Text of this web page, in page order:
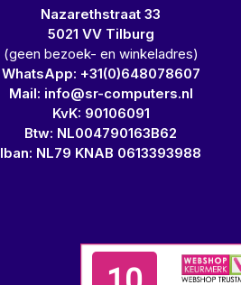
Nazarethstraat 33
5021 VV Tilburg
(geen bezoek- en winkeladres)
WhatsApp: +31(0)648078607
Mail: info@sr-computers.nl
KvK: 90106091
Btw: NL004790163B62
Iban: NL79 KNAB 0613393988